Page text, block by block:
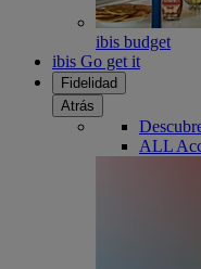
ibis budget
ibis Go get it
Fidelidad
Atrás
ALL